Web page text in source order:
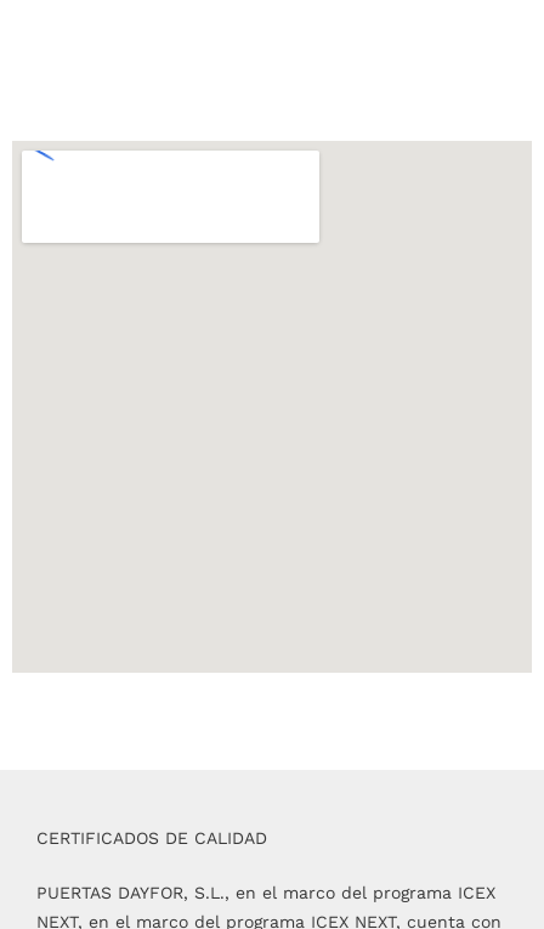
CERTIFICADOS DE CALIDAD
PUERTAS DAYFOR, S.L., en el marco del programa ICEX
NEXT, en el marco del programa ICEX NEXT, cuenta con